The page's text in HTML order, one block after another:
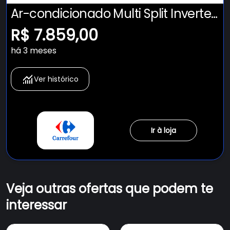
Ar-condicionado Multi Split Inverter
R-32 Daikin 18.000 Btus (2x Evap Hw
9.000) Quente/frio 220v
R$ 7.859,00
há 3 meses
Ver histórico
Ir à loja
Veja outras ofertas que podem te
interessar